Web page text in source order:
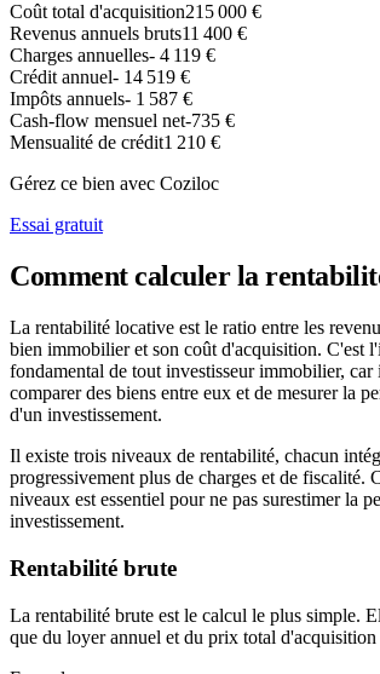
Coût total d'acquisition215 000 €
Revenus annuels bruts11 400 €
Charges annuelles- 4 119 €
Crédit annuel- 14 519 €
Impôts annuels- 1 587 €
Cash-flow mensuel net-735 €
Mensualité de crédit1 210 €
Gérez ce bien avec Coziloc
Essai gratuit
Comment calculer la
La rentabilité locative est le ratio entre les
bien immobilier et son coût d'acquisition. C'est
fondamental de tout investisseur immobilier, car
comparer des biens entre eux et de mesurer la
d'un investissement.
Il existe trois niveaux de rentabilité, chacun
progressivement plus de charges et de fiscalité.
niveaux est essentiel pour ne pas surestimer la
investissement.
Rentabilité brute
La rentabilité brute est le calcul le plus simple.
que du loyer annuel et du prix total d'acquisition